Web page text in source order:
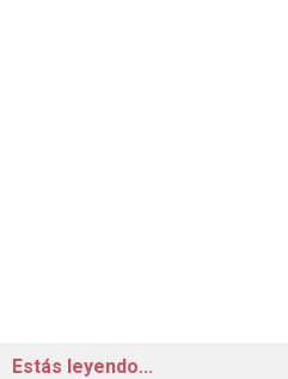
Estás leyendo...